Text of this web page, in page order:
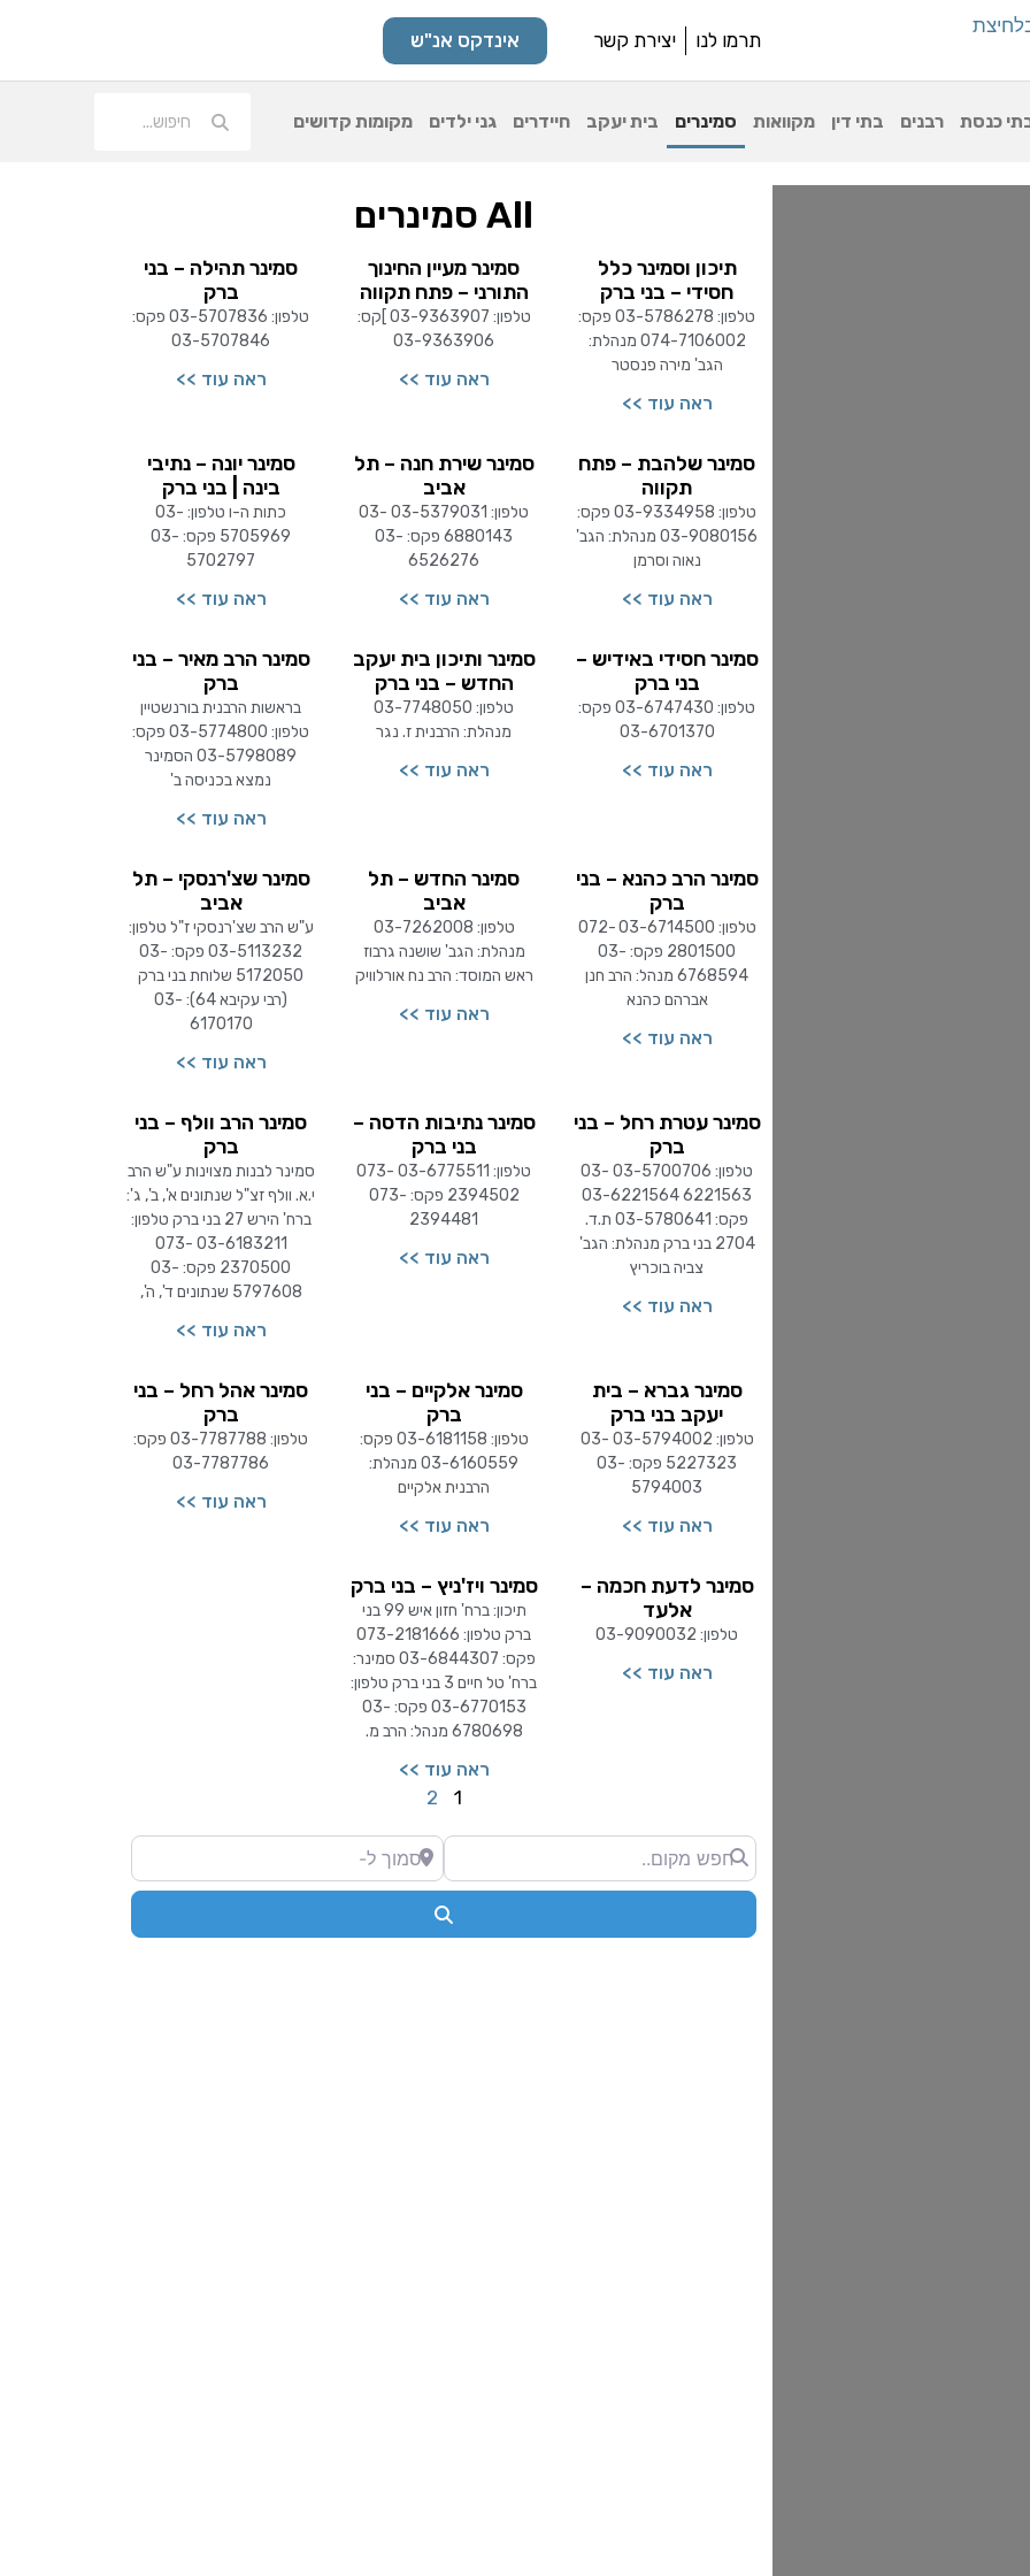
תרמו לנו יצירת קשר אינדקס אנ"ש
כנסת רבנים בתי דין מקוואות סמינרים בית יעקב חיידרים גני ילדים מקומות קדושים
All סמינרים
תיכון וסמינר כלל
חסידי – בני ברק
טלפון: 03-5786278 פקס:
074-7106002 מנהלת:
הגב' מירה פנסטר
ראה עוד >>
סמינר מעיין החינוך
התורני – פתח תקווה
טלפון: 03-9363907 ]קס:
03-9363906
ראה עוד >>
סמינר תהילה – בני
ברק
טלפון: 03-5707836 פקס:
03-5707846
ראה עוד >>
סמינר שלהבת – פתח
תקווה
טלפון: 03-9334958 פקס:
03-9080156 מנהלת: הגב'
נאוה וסרמן
ראה עוד >>
סמינר שירת חנה – תל
אביב
טלפון: 03-5379031 03-
6880143 פקס: 03-
6526276
ראה עוד >>
סמינר יונה – נתיבי
בינה | בני ברק
כתות ה-ו טלפון: 03-
5705969 פקס: 03-
5702797
ראה עוד >>
סמינר חסידי באידיש –
בני ברק
טלפון: 03-6747430 פקס:
03-6701370
ראה עוד >>
סמינר ותיכון בית יעקב
החדש – בני ברק
טלפון: 03-7748050
מנהלת: הרבנית ז. נגר
ראה עוד >>
סמינר הרב מאיר – בני
ברק
בראשות הרבנית בורנשטיין
טלפון: 03-5774800 פקס:
03-5798089 הסמינר
נמצא בכניסה ב'
ראה עוד >>
סמינר הרב כהנא – בני
ברק
טלפון: 03-6714500 072-
2801500 פקס: 03-
6768594 מנהל: הרב חנן
אברהם כהנא
ראה עוד >>
סמינר החדש – תל
אביב
טלפון: 03-7262008
מנהלת: הגב' שושנה גרבוז
ראש המוסד: הרב נח אורלוויק
ראה עוד >>
סמינר שצ'רנסקי – תל
אביב
ע"ש הרב שצ'רנסקי ז"ל טלפון:
03-5113232 פקס: 03-
5172050 שלוחת בני ברק
(רבי עקיבא 64): 03-
6170170
ראה עוד >>
סמינר עטרת רחל – בני
ברק
טלפון: 03-5700706 03-
6221563 03-6221564
פקס: 03-5780641 ת.ד.
2704 בני ברק מנהלת: הגב'
צביה בוכריץ
ראה עוד >>
סמינר נתיבות הדסה –
בני ברק
טלפון: 03-6775511 073-
2394502 פקס: 073-
2394481
ראה עוד >>
סמינר הרב וולף – בני
ברק
סמינר לבנות מצוינות ע"ש הרב
י.א. וולף זצ"ל שנתונים א', ב', ג':
ברח' הירש 27 בני ברק טלפון:
03-6183211 073-
2370500 פקס: 03-
5797608 שנתונים ד', ה',
ראה עוד >>
סמינר גברא – בית
יעקב בני ברק
טלפון: 03-5794002 03-
5227323 פקס: 03-
5794003
ראה עוד >>
סמינר אלקיים – בני
ברק
טלפון: 03-6181158 פקס:
03-6160559 מנהלת:
הרבנית אלקיים
ראה עוד >>
סמינר אהל רחל – בני
ברק
טלפון: 03-7787788 פקס:
03-7787786
ראה עוד >>
סמינר לדעת חכמה –
אלעד
טלפון: 03-9090032
ראה עוד >>
סמינר ויז'ניץ – בני ברק
תיכון: ברח' חזון איש 99 בני
ברק טלפון: 073-2181666
פקס: 03-6844307 סמינר:
ברח' טל חיים 3 בני ברק טלפון:
03-6770153 פקס: 03-
6780698 מנהל: הרב מ.
ראה עוד >>
1
2
חפש
מקום..
סמוך ל-